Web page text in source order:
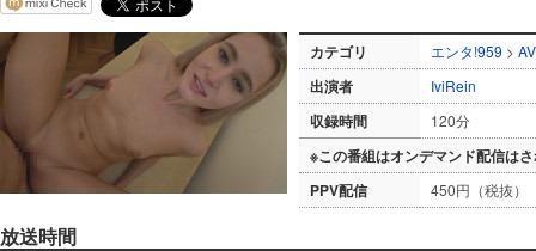
カテゴリ エンタ!959 > AV
出演者 IviRein
収録時間 120分
※この番組はオンデマンド配信は
PPV配信
450円（税抜）
放送時間